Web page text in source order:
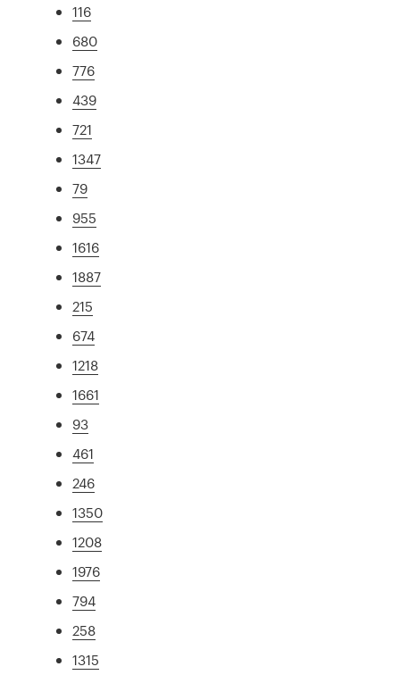
116
680
776
439
721
1347
79
955
1616
1887
215
674
1218
1661
93
461
246
1350
1208
1976
794
258
1315